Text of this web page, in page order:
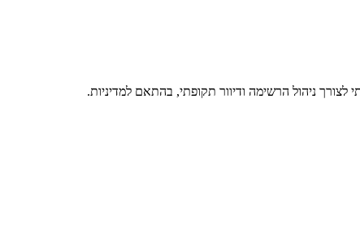
ניהול הרשימה ודיוור תקופתי, בהתאם למדיניות.